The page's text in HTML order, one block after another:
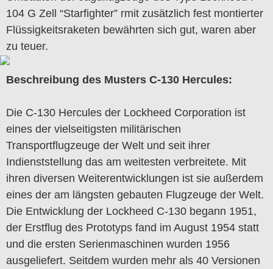
104 G Zell “Starfighter” rmit zusätzlich fest montierter
Flüssigkeitsraketen bewährten sich gut, waren aber
zu teuer.
Beschreibung des Musters C-130 Hercules:
Die C-130 Hercules der Lockheed Corporation ist
eines der vielseitigsten militärischen
Transportflugzeuge der Welt und seit ihrer
Indienststellung das am weitesten verbreitete. Mit
ihren diversen Weiterentwicklungen ist sie außerdem
eines der am längsten gebauten Flugzeuge der Welt.
Die Entwicklung der Lockheed C-130 begann 1951,
der Erstflug des Prototyps fand im August 1954 statt
und die ersten Serienmaschinen wurden 1956
ausgeliefert. Seitdem wurden mehr als 40 Versionen